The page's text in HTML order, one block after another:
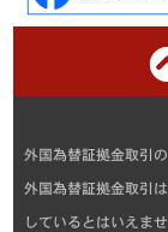
外国為替証拠金取引
外国為替証拠金取引
しているとはいえま